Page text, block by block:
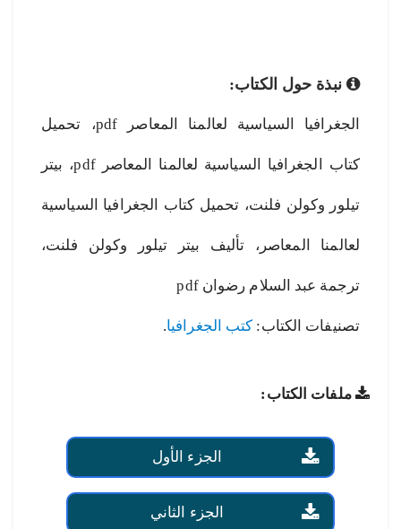
نبذة حول الكتاب:
الجغرافيا السياسية لعالمنا المعاصر pdf، تحميل
كتاب الجغرافيا السياسية لعالمنا المعاصر pdf، بيتر
تيلور وكولن فلنت، تحميل كتاب الجغرافيا السياسية
لعالمنا المعاصر، تأليف بيتر تيلور وكولن فلنت،
ترجمة عبد السلام رضوان pdf
تصنيفات الكتاب: كتب الجغرافيا.
ملفات الكتاب:
الجزء الأول
الجزء الثاني